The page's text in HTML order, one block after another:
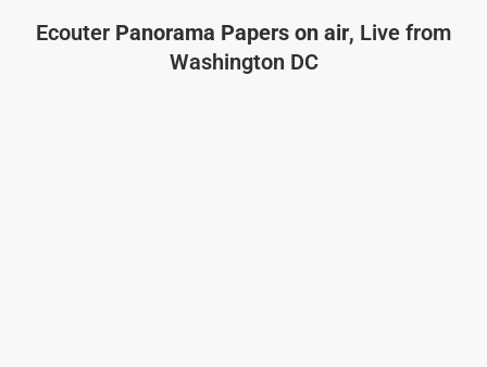
Ecouter Panorama Papers on air, Live from
Washington DC